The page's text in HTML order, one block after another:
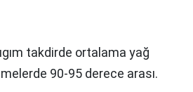
takdirde ortalama yağ
90-95 derece arası.